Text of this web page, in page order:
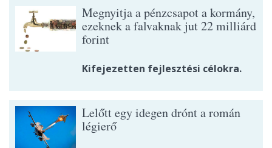
Megnyitja a pénzcsapot a kormány,
ezeknek a falvaknak jut 22 milliárd
forint
Kifejezetten fejlesztési célokra.
Lelőtt egy idegen drónt a román
légierő